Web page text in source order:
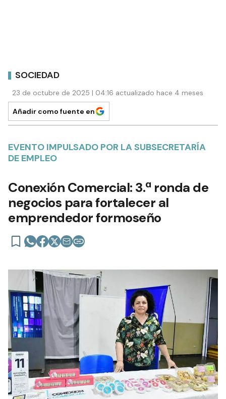
SOCIEDAD
23 de octubre de 2025 | 04:16 actualizado hace 4 meses
Añadir como fuente en
EVENTO IMPULSADO POR LA SUBSECRETARÍA
DE EMPLEO
Conexión Comercial: 3.ª ronda de
negocios para fortalecer al
emprendedor formoseño